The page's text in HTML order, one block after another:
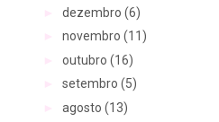
dezembro (6)
novembro (11)
outubro (16)
setembro (5)
agosto (13)